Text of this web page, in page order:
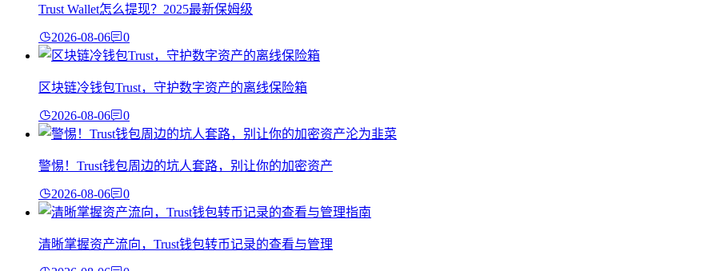
Trust Wallet怎么提现？2025最新保姆级
2026-08-06 0
区块链冷钱包Trust，守护数字资产的离线保险箱
2026-08-06 0
警惕！Trust钱包周边的坑人套路，别让你的加密资产
2026-08-06 0
清晰掌握资产流向，Trust钱包转币记录的查看与管理